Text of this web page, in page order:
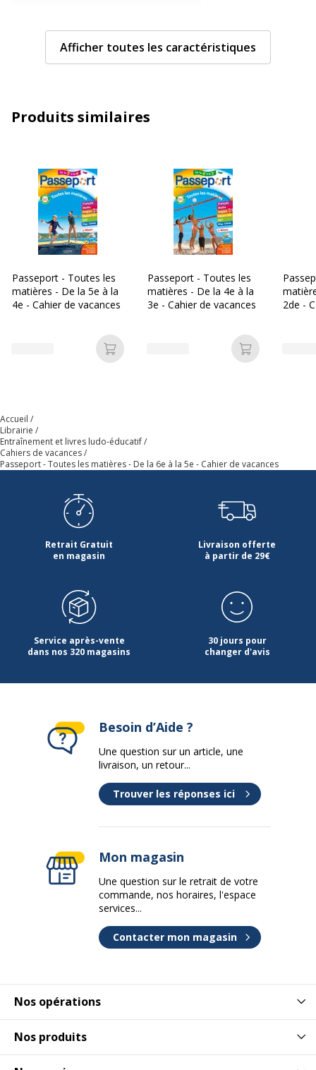
Caractéristiques générales
Données d'identification
Données d'identification
Code barre maitre 9782017362548
Marque Hachette
Référence produit fabricant 4373707
Dimensions et poids
Afficher toutes les caractéristiques
Produits similaires
Passeport - Toutes les
matières - De la 5e à la
4e - Cahier de vacances
Ajouter au panier
Passeport - Toutes les
matières - De la 4e à la
3e - Cahier de vacances
Ajouter au
2de -
Accueil
Librairie
Entraînement et livres ludo-éducatif
Cahiers de vacances
Passeport - Toutes les matières - De la 6e à la 5e - Cahier de vacances
Retrait Gratuit
en magasin
Livraison offerte
à partir de 29€
Service après-vente
dans nos 320 magasins
30 jours pour
changer d'avis
Nos opérations
Nos produits
Besoin d’Aide ?
Une question sur un article, une
livraison, un retour...
Trouver les réponses ici
Mon magasin
Une question sur le retrait de votre
commande, nos horaires, l'espace
services...
Contacter mon magasin